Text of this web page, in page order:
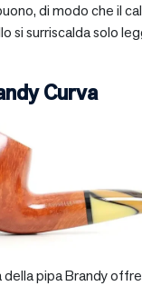
di modo che il
si surriscalda solo
Curva
della pipa Brandy